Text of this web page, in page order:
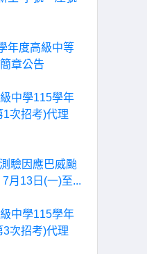
年度高級中等
章公告
中學115學年
1次招考)代理
驗因應巴威颱
月13日(一)至...
中學115學年
3次招考)代理